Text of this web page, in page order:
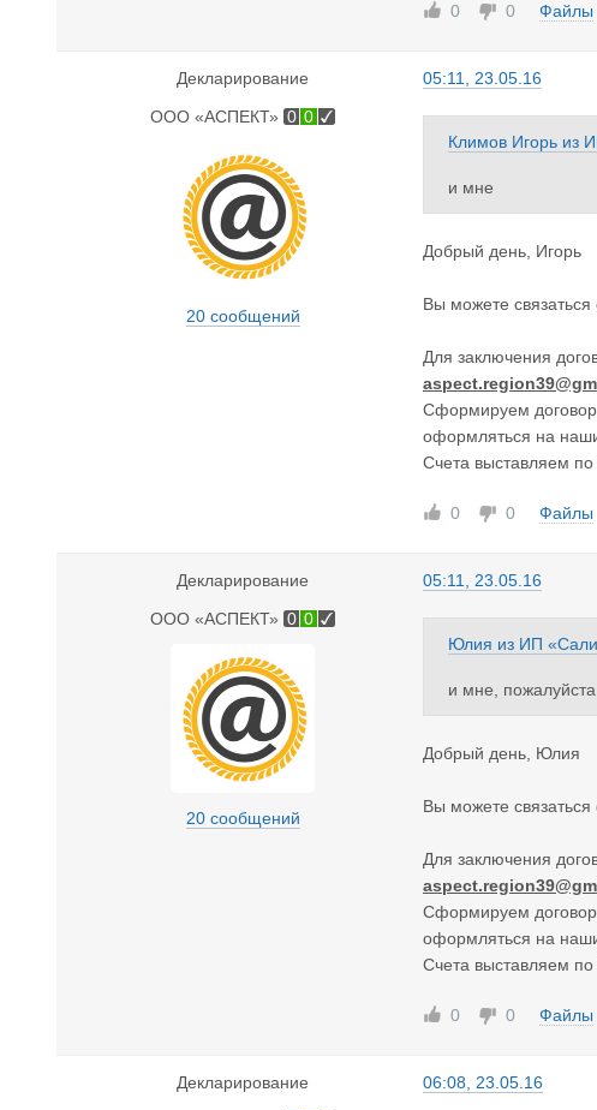
0 0 Файлы
Декларирование
ООО «АСПЕКТ» 0 0
20 сообщений
05:11, 23.05.16
Климов Игорь из
и мне
Добрый день, Игорь
Вы можете
Для заключения
Сформируем
оформляться на
Счета выставляем по
0 0 Файлы
Декларирование
ООО «АСПЕКТ» 0 0
20 сообщений
05:11, 23.05.16
Юлия из ИП
и мне, пожалуйста
Добрый день, Юлия
Вы можете
Для заключения
Сформируем
оформляться на
Счета выставляем по
0 0 Файлы
Декларирование
06:08, 23.05.16